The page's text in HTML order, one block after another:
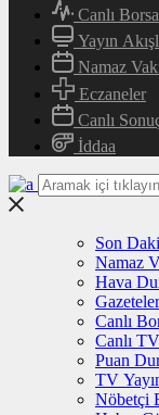
Canlı Borsa
Yayın
Namaz
Eczaneler
Canlı
İddaa
Son
Namaz
Hava
Gazeteler
Canlı
Canlı TV
Puan
TV
Nöbetçi